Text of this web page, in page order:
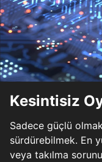
Kesintisiz
Sadece güçlü
sürdürebilmek. En
veya takılma